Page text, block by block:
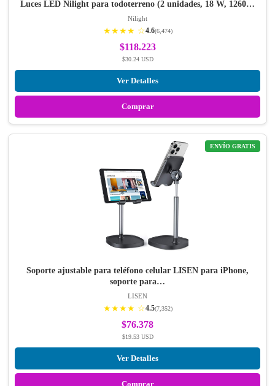
Luces LED Nilight para todoterreno (2 unidades, 18 W, 1260…
Nilight
★★★★ ☆4.6(6,474)
$118.223
$30.24 USD
Ver Detalles
Comprar
ENVÍO GRATIS
Soporte ajustable para teléfono celular LISEN para iPhone,
soporte para…
LISEN
★★★★ ☆4.5(7,352)
$76.378
$19.53 USD
Ver Detalles
Comprar